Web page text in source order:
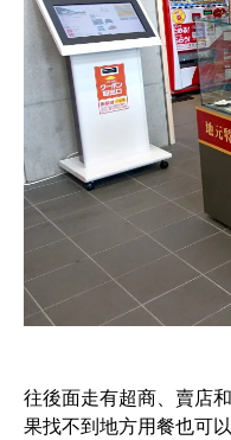
往後面走有超商、賣店
果找不到地方用餐也可